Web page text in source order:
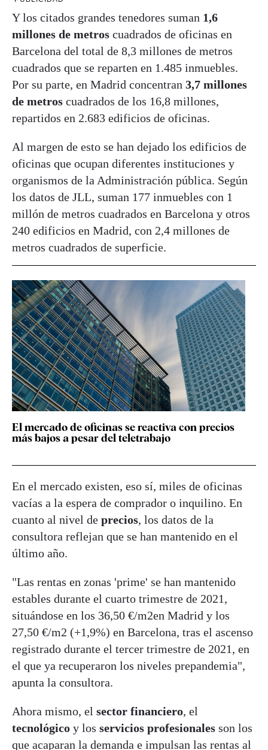
Y los citados grandes tenedores suman 1,6
millones de metros cuadrados de oficinas en
Barcelona del total de 8,3 millones de metros
cuadrados que se reparten en 1.485 inmuebles.
Por su parte, en Madrid concentran 3,7 millones
de metros cuadrados de los 16,8 millones,
repartidos en 2.683 edificios de oficinas.
Al margen de esto se han dejado los edificios de
oficinas que ocupan diferentes instituciones y
organismos de la Administración pública. Según
los datos de JLL, suman 177 inmuebles con 1
millón de metros cuadrados en Barcelona y otros
240 edificios en Madrid, con 2,4 millones de
metros cuadrados de superficie.
El mercado de oficinas se reactiva con precios
más bajos a pesar del teletrabajo
En el mercado existen, eso sí, miles de oficinas
vacías a la espera de comprador o inquilino. En
cuanto al nivel de precios, los datos de la
consultora reflejan que se han mantenido en el
último año.
"Las rentas en zonas 'prime' se han mantenido
estables durante el cuarto trimestre de 2021,
situándose en los 36,50 €/m2en Madrid y los
27,50 €/m2 (+1,9%) en Barcelona, tras el ascenso
registrado durante el tercer trimestre de 2021, en
el que ya recuperaron los niveles prepandemia",
apunta la consultora.
Ahora mismo, el sector financiero, el
tecnológico y los servicios profesionales son los
que acaparan la demanda e impulsan las rentas al